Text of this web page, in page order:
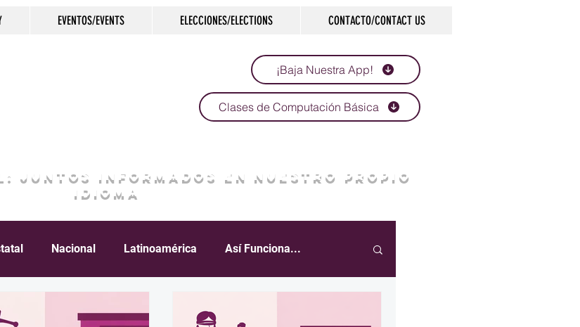
EVENTOS/EVENTS ELECCIONES/ELECTIONS CONTACTO/CONTACT US
¡Baja Nuestra App!
Clases de Computación Básica
JUNTOS INFORMADOS EN NUESTRO PROPIO
IDIOMA
Nacional Latinoamérica Así Funciona...